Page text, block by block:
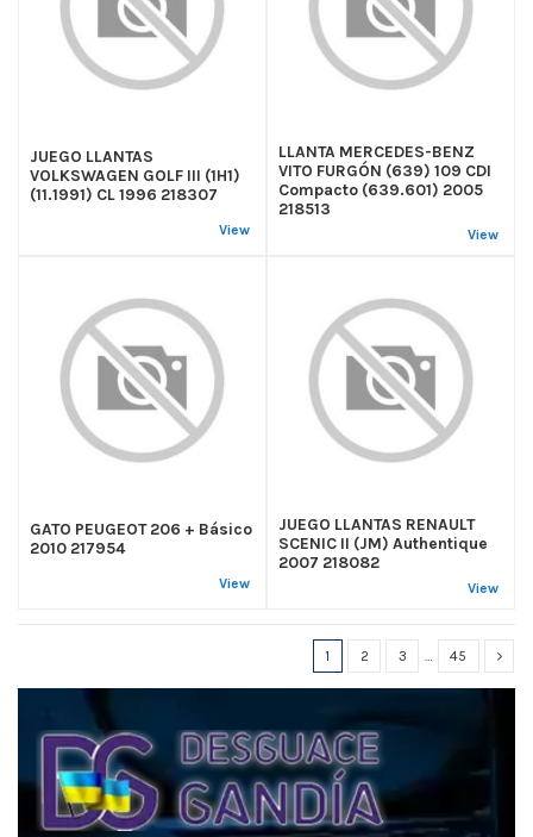
JUEGO LLANTAS
VOLKSWAGEN GOLF III (1H1)
(11.1991) CL 1996 218307
View
LLANTA MERCEDES-BENZ
VITO FURGÓN (639) 109 CDI
Compacto (639.601) 2005
218513
View
GATO PEUGEOT 206 + Básico
2010 217954
View
JUEGO LLANTAS RENAULT
SCENIC II (JM) Authentique
2007 218082
View
1 2 3 … 45